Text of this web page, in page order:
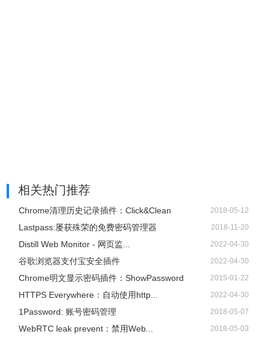
相关热门推荐
Chrome清理历史记录插件：Click&Clean 2018-05-12
Lastpass:屡获殊荣的免费密码管理器 2018-11-20
Distill Web Monitor - 网页监... 2022-04-30
谷歌浏览器支付宝安全插件 2022-04-30
Chrome明文显示密码插件：ShowPassword 2015-01-22
HTTPS Everywhere：自动使用http... 2022-04-30
1Password: 账号密码管理 2018-05-07
WebRTC leak prevent：禁用Web... 2018-05-03